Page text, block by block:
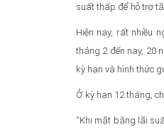
suất thấp để hỗ trợ
Hiện nay, rất nhiều
tháng 2 đến nay, 20
kỳ hạn và hình thức
Ở kỳ hạn 12 tháng,
“Khi mặt bằng lãi